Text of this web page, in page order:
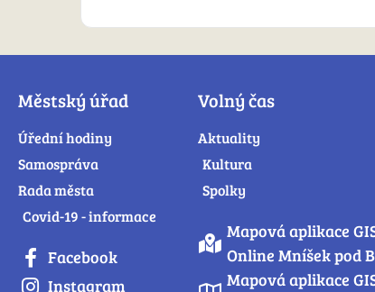
Městský úřad
Úřední hodiny
Samospráva
Rada města
Covid-19 - informace
Facebook
Instagram
Volný čas
Aktuality
Kultura
Spolky
Mapová aplikace
Online Mníšek pod
Mapová aplikace